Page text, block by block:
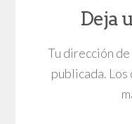
Deja
Tu dirección
publicada.